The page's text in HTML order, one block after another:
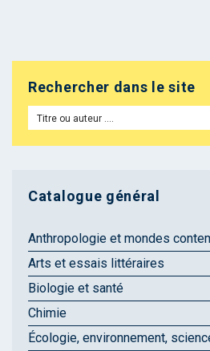
Rechercher dans le site
Catalogue général
Anthropologie et mondes
Arts et essais littéraires
Biologie et santé
Chimie
Écologie, environnement,